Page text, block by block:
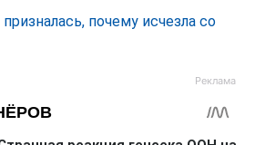
почему исчезла со